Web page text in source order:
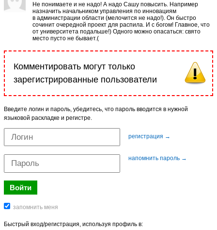
Не понимаете и не надо! А надо Сашу повысить. Например
назначить начальником управления по инновациям
в администрации области (мелочится не надо!). Он быстро
сочинит очередной проект для распила. И с богом! Главное, что
от университета подальше!) Одного можно опасаться: свято
место пусто не бывает.(
Комментировать могут только
зарегистрированные пользователи
Введите логин и пароль, убедитесь, что пароль вводится в нужной
языковой раскладке и регистре.
регистрация →
напомнить пароль →
Быстрый вход/регистрация, используя профиль в: